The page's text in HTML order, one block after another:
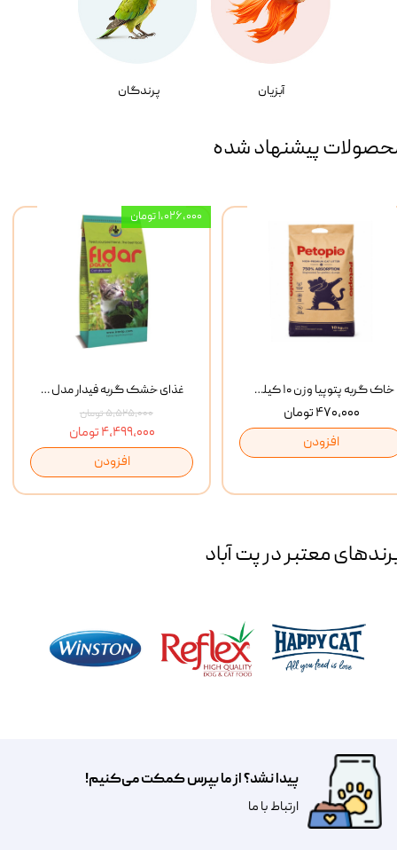
آبزیان پرندگان
پیشنهاد شده
غذای خشک گربه فیدار مدل Adult وزن 10 کیلوگرم
۵,۵۲۵,۰۰۰ تومان
۴,۴۹۹,۰۰۰ تومان
افزودن
۱,۰۲۶,۰۰۰ تومان
خاک گربه پتوپیا وزن ۱۰ کیلوگرم
۴۷۰,۰۰۰ تومان
افزودن
معتبر در پت آباد
پیدا نشد؟ از ما بپرس کمکت می‌کنیم!
​​​ارتباط با ما